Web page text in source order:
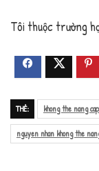
Tôi thuộc trường
THẺ: khong the nang
nguyen nhan khong the